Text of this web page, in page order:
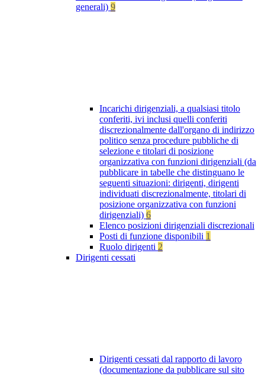
generali) 9
Incarichi dirigenziali, a qualsiasi titolo
conferiti, ivi inclusi quelli conferiti
discrezionalmente dall'organo di indirizzo
politico senza procedure pubbliche di
selezione e titolari di posizione
organizzativa con funzioni dirigenziali (da
pubblicare in tabelle che distinguano le
seguenti situazioni: dirigenti, dirigenti
individuati discrezionalmente, titolari di
posizione organizzativa con funzioni
dirigenziali) 6
Elenco posizioni dirigenziali discrezionali
Posti di funzione disponibili 1
Ruolo dirigenti 2
Dirigenti cessati
Dirigenti cessati dal rapporto di lavoro
(documentazione da pubblicare sul sito